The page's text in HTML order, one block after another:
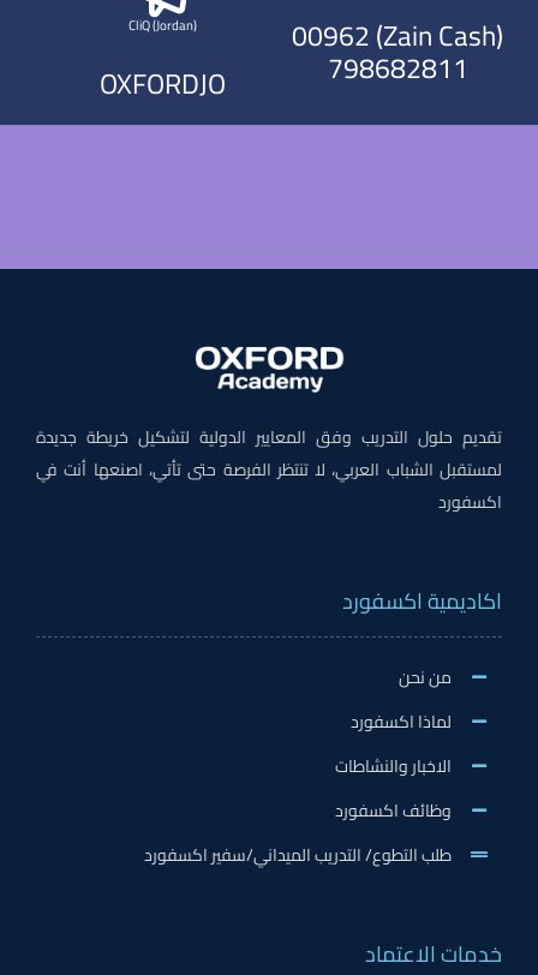
CliQ (Jordan)
OXFORDJO
(Zain Cash) 00962
798682811
تقديم حلول التدريب وفق المعايير الدولية لتشكيل خريطة جديدة
لمستقبل الشباب العربي، لا تنتظر الفرصة حتى تأتي، اصنعها أنت في
اكسفورد
اكاديمية اكسفورد
من نحن
لماذا اكسفورد
الاخبار والنشاطات
وظائف اكسفورد
طلب التطوع/ التدريب الميداني/سفير اكسفورد
خدمات الاعتماد